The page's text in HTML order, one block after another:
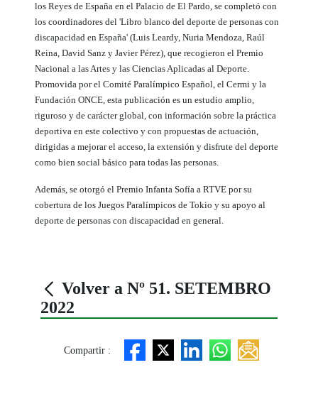
los Reyes de España en el Palacio de El Pardo, se completó con
los coordinadores del 'Libro blanco del deporte de personas con
discapacidad en España' (Luis Leardy, Nuria Mendoza, Raúl
Reina, David Sanz y Javier Pérez), que recogieron el Premio
Nacional a las Artes y las Ciencias Aplicadas al Deporte.
Promovida por el Comité Paralímpico Español, el Cermi y la
Fundación ONCE, esta publicación es un estudio amplio,
riguroso y de carácter global, con información sobre la práctica
deportiva en este colectivo y con propuestas de actuación,
dirigidas a mejorar el acceso, la extensión y disfrute del deporte
como bien social básico para todas las personas.
Además, se otorgó el Premio Infanta Sofía a RTVE por su
cobertura de los Juegos Paralímpicos de Tokio y su apoyo al
deporte de personas con discapacidad en general.
Volver a Nº 51. SETEMBRO
2022
Compartir :